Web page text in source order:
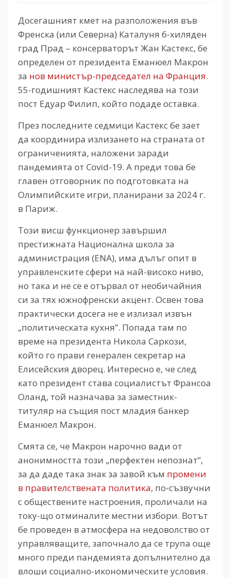
Досегашният кмет на разположения във
Френска (или Северна) Каталуня 6-хиляден
град Прад – консерваторът Жан Кастекс, бе
определен от президента Еманюел Макрон
за нов министър-председател на Франция.
55-годишният Кастекс наследява на този
пост Едуар Филип, който подаде оставка.
През последните седмици Кастекс бе зает
да координира излизането на страната от
ограниченията, наложени заради
пандемията от Covid-19. А преди това бе
главен отговорник по подготовката на
Олимпийските игри, планирани за 2024 г.
в Париж.
Този висш функционер завършил
престижната Национална школа за
администрация (ENA), има дълъг опит в
управленските сфери на най-високо ниво,
но така и не се е отървал от необичайния
си за тях южнофренски акцент. Освен това
практически досега не е излизал извън
„политическата кухня”. Попада там по
време на президента Никола Саркози,
който го прави генерален секретар на
Елисейския дворец. Интересно е, че след
като президент става социалистът Франсоа
Оланд, той назначава за заместник-
титуляр на същия пост младия банкер
Еманюел Макрон.
Смята се, че Макрон нарочно вади от
анонимността този „перфектен непознат”,
за да даде така знак за завой към промени
в правителствената политика, по-съзвучни
с обществените настроения, проличали на
току-що отминалите местни избори. Вотът
бе проведен в атмосфера на недоволство от
управляващите, започнало да се трупа още
много преди пандемията допълнително да
влоши социално-икономическите условия.